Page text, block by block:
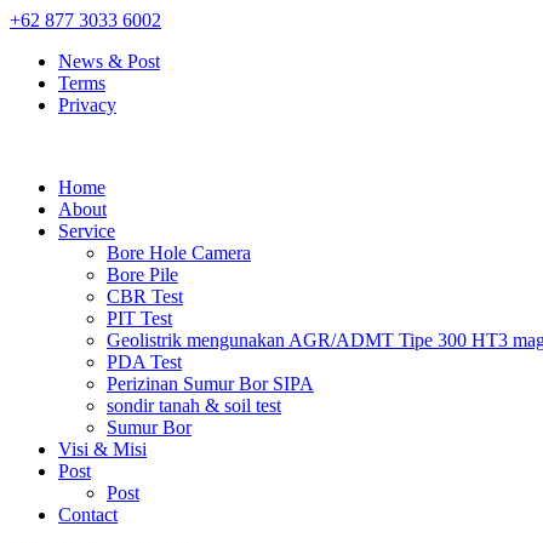
+62 877 3033 6002
News & Post
Terms
Privacy
Home
About
Service
Bore Hole Camera
Bore Pile
CBR Test
PIT Test
Geolistrik mengunakan AGR/ADMT Tipe 300 HT3
PDA Test
Perizinan Sumur Bor SIPA
sondir tanah & soil test
Sumur Bor
Visi & Misi
Post
Post
Contact